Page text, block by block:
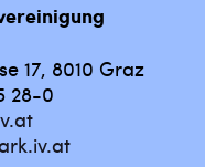
17, 8010 Graz
28-0